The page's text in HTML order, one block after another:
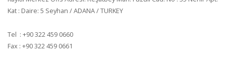
Kat : Daire: 5 Seyhan / ADANA / TURKEY
Tel : +90 322 459 0660
Fax : +90 322 459 0661